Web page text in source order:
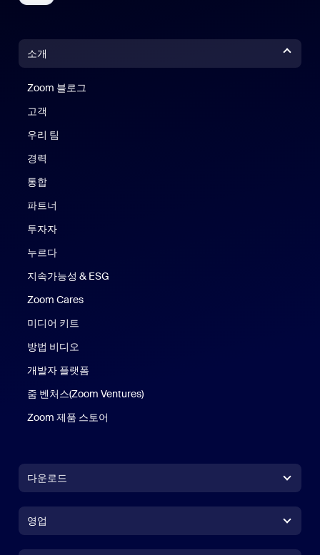
소개
Zoom 블로그
고객
우리 팀
경력
통합
파트너
투자자
누르다
지속가능성 & ESG
Zoom Cares
미디어 키트
방법 비디오
개발자 플랫폼
줌 벤처스(Zoom Ventures)
Zoom 제품 스토어
다운로드
Zoom Rooms 앱Zoom Rooms 앱
영업